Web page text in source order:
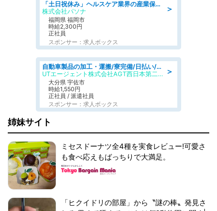
＞
「土日祝休み」ヘルスケア業界の産業保健師/高時給/未経験OK/要資格:保健師、正看護師
株式会社パソナ
福岡県 福岡市
時給2,300円
正社員
スポンサー：求人ボックス
＞
自動車製品の加工・運搬/寮完備/日払い/工場・製造
UTエージェント株式会社AGT西日本第二CU
大分県 宇佐市
時給1,550円
正社員 / 派遣社員
スポンサー：求人ボックス
姉妹サイト
ミセスドーナツ全4種を実食レビュー!可愛さ
も食べ応えもばっちりで大満足。
「ヒクイドリの部屋」から〝謎の棒〟発見さ